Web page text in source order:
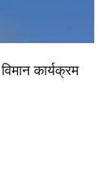
कार्यक्रम